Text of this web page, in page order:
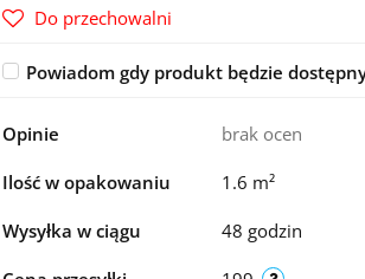
Do przechowalni
Powiadom gdy produkt będzie
Opinie brak ocen
Ilość w opakowaniu 1.6 m²
Wysyłka w ciągu 48 godzin